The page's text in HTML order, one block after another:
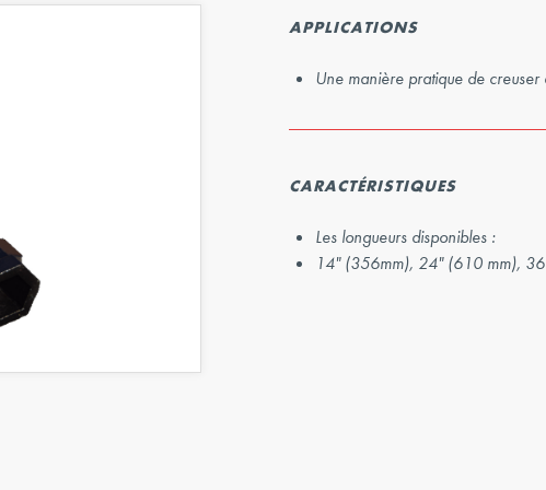
APPLICATIONS
Une manière pratique de
CARACTÉRISTIQUES
Les longueurs disponibles :
14" (356mm), 24" (610 mm),